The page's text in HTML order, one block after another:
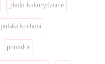
płatki kukurydziane
polska kuchnia
pomidor